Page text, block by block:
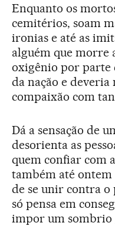
Enquanto os
cemitérios, soam
ironias e até as
alguém que morre
oxigênio por parte
da nação e
compaixão com
Dá a sensação de
desorienta as
quem confiar com
também até ontem
de se unir contra o
só pensa em
impor um